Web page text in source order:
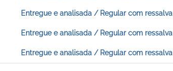
Entregue e analisada / Regular com ressalva
Entregue e analisada / Regular com ressalva
Entregue e analisada / Regular com ressalva